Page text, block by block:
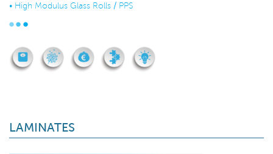
• High Modulus Glass Rolls / PPS
LAMINATES